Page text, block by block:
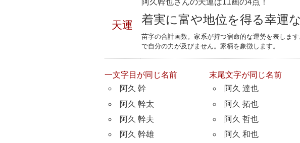
天運
阿久幹也さんの天運は11画の4点！
着実に富や地位を得る幸運な
苗字の合計画数。家系が持つ宿命的な運勢を表しま
で自分の力が及びません。家柄を象徴します。
一文字目が同じ名前
阿久 幹
阿久 幹太
阿久 幹夫
阿久 幹雄
末尾文字が同じ名前
阿久 達也
阿久 拓也
阿久 哲也
阿久 和也